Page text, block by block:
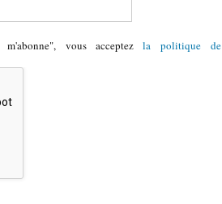
vous acceptezla politique de